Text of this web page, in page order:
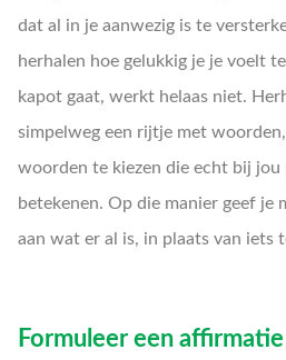
dat al in je aanwezig is te
herhalen hoe gelukkig je je voelt
kapot gaat, werkt helaas niet.
simpelweg een rijtje met
woorden te kiezen die echt bij jou
betekenen. Op die manier geef je
aan wat er al is, in plaats van iets
Formuleer een